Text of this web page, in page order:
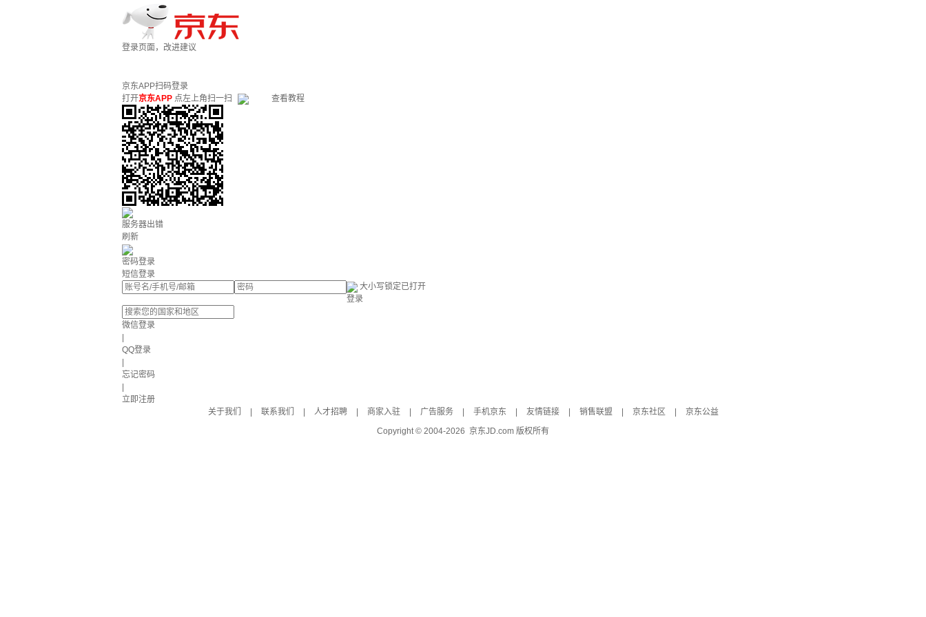
登录页面，改进建议
京东APP扫码登录
打开京东APP 点左上角扫一扫 查看教程
服务器出错
刷新
密码登录
短信登录
大小写锁定已打开
登录
微信登录
QQ登录
忘记密码
立即注册
关于我们
联系我们 人才招聘 商家入驻 广告服务 手机京东 友情链接 销售联盟 京东社区
京东公益
Copyright © 2004-2026 京东JD.com 版权所有